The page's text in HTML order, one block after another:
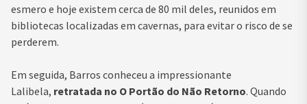
esmero e hoje existem cerca de 80 mil deles, reunidos em
bibliotecas localizadas em cavernas, para evitar o risco de se
perderem.
Em seguida, Barros conheceu a impressionante
Lalibela, retratada no O Portão do Não Retorno. Quando